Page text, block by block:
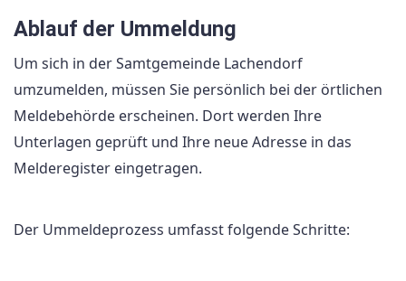
Ablauf der Ummeldung
Um sich in der Samtgemeinde Lachendorf
umzumelden, müssen Sie persönlich bei der örtlichen
Meldebehörde erscheinen. Dort werden Ihre
Unterlagen geprüft und Ihre neue Adresse in das
Melderegister eingetragen.
Der Ummeldeprozess umfasst folgende Schritte: